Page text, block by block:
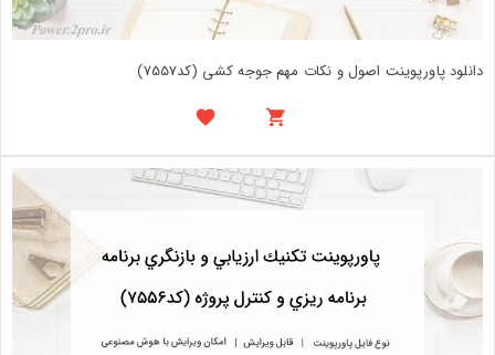
دانلود پاورپوینت اصول و نکات مهم جوجه کشی (کد7557)